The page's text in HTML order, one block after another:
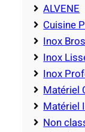
ALVENE
Cuisine
Inox
Inox
Inox
Matériel
Matériel
Non